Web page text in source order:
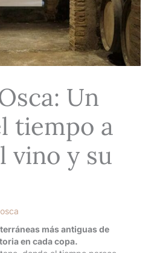
Un
tiempo a
vino y su
más antiguas de
en cada copa.